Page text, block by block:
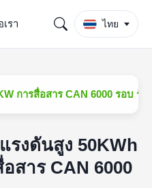
รา ไทย
การสื่อสาร CAN 6000 รอบ รั
รงดันสูง 50KWh
สาร CAN 6000